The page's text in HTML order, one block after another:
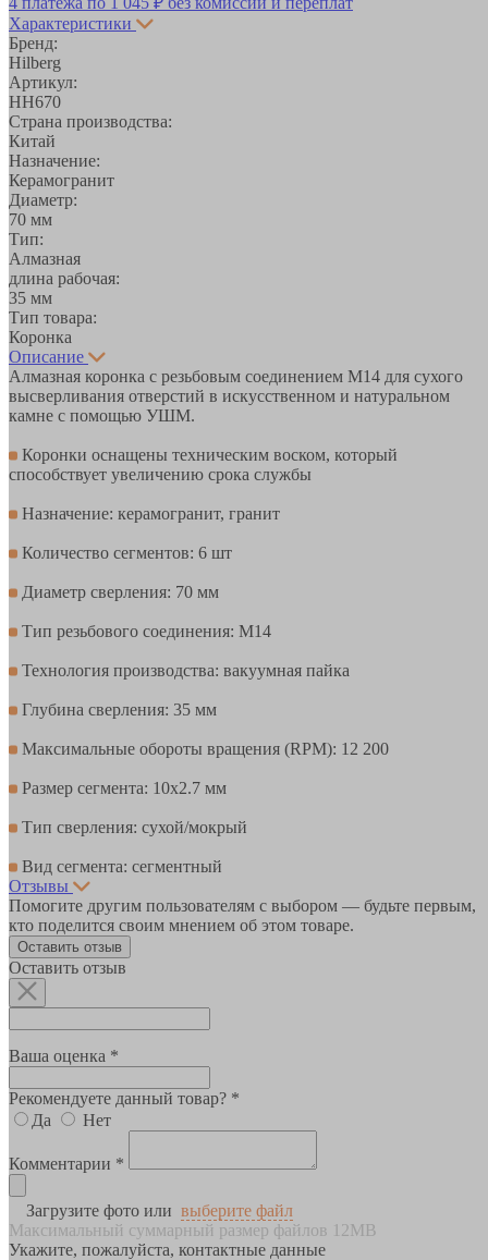
Характеристики
Бренд:
Hilberg
Артикул:
HH670
Страна производства:
Китай
Назначение:
Керамогранит
Диаметр:
70 мм
Тип:
Алмазная
длина рабочая:
35 мм
Тип товара:
Коронка
Описание
Алмазная коронка с резьбовым соединением М14 для сухого
высверливания отверстий в искусственном и натуральном
камне с помощью УШМ.
Коронки оснащены техническим воском, который
способствует увеличению срока службы
Назначение: керамогранит, гранит
Количество сегментов: 6 шт
Диаметр сверления: 70 мм
Тип резьбового соединения: M14
Технология производства: вакуумная пайка
Глубина сверления: 35 мм
Максимальные обороты вращения (RPM): 12 200
Размер сегмента: 10х2.7 мм
Тип сверления: сухой/мокрый
Вид сегмента: сегментный
Отзывы
Помогите другим пользователям с выбором — будьте первым,
кто поделится своим мнением об этом товаре.
Оставить отзыв
Оставить отзыв
Ваша оценка *
Рекомендуете данный товар? *
Да
Нет
Комментарии *
Загрузите фото или выберите файл
Максимальный суммарный размер файлов 12MB
Укажите, пожалуйста, контактные данные